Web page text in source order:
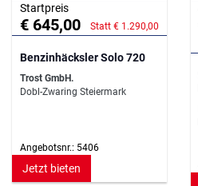
Startpreis
€ 645,00 Statt € 1.290,00
Benzinhäcksler Solo 720
Trost GmbH.
Dobl-Zwaring Steiermark
Angebotsnr.: 5406
Jetzt bieten